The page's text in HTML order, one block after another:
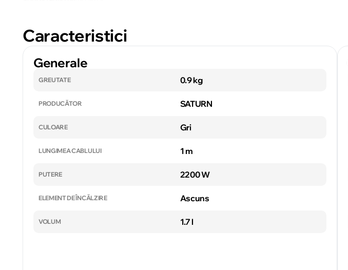
Caracteristici
Generale
GREUTATE 0.9 kg
PRODUCĂTOR SATURN
CULOARE Gri
LUNGIMEA CABLULUI 1 m
PUTERE 2200 W
ELEMENT DE ÎNCĂLZIRE Ascuns
VOLUM 1.7 l